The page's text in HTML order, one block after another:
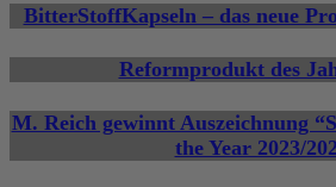
BitterStoffKapseln – das neue
Reformprodukt des
M. Reich gewinnt Auszeichnung
the Year 2023/